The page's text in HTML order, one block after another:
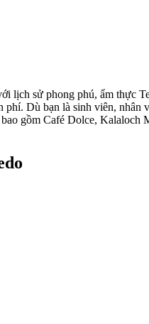
lịch sử phong phú, ẩm thực
Dù bạn là sinh viên,
gồm Café Dolce,